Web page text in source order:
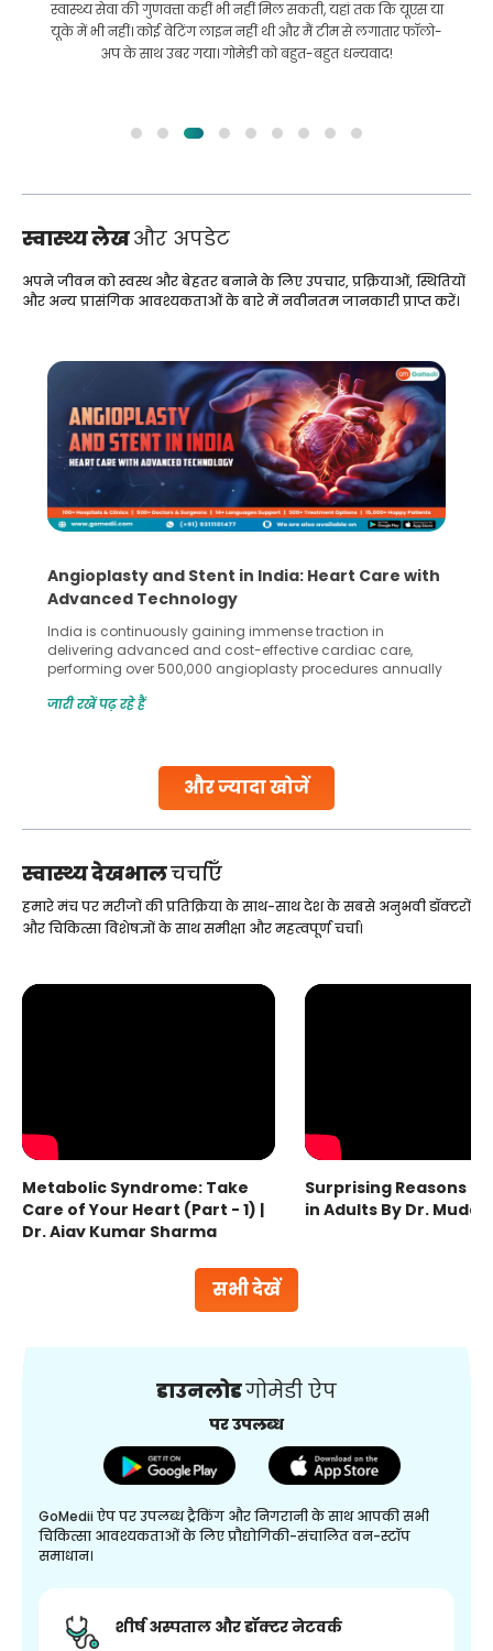
इलाज कराने के लिए बांग्लादेश से भारत की मेरी यात्रा में मेरी मदद की।
हमने GoMedii को चुनने में सही चुनाव किया। वे इलाज के बाद भी हमारे
साथ एक अच्छा रिश्ता रखते हैं
स्वास्थ्य लेखऔर अपडेट
और ज्यादा खोजें
अपने जीवन को स्वस्थ और बेहतर बनाने के लिए उपचार, प्रक्रियाओं, स्थितियों
और अन्य प्रासंगिक आवश्यकताओं के बारे में नवीनतम जानकारी प्राप्त करें।
Angioplasty and Stent in India: Heart Care with
Advanced Technology
India is continuously gaining immense traction in
delivering advanced and cost-effective cardiac care,
performing over 500,000 angioplasty procedures annually
globe are searching for treatments like angioplasty and
Studies, such as one published
जारी रखें पढ़ रहे हैं
स्वास्थ्य देखभालचर्चाएँ
सभी देखें
हमारे मंच पर मरीजों की प्रतिक्रिया के साथ-साथ देश के सबसे अनुभवी डॉक्टरों
और चिकित्सा विशेषज्ञों के साथ समीक्षा और महत्वपूर्ण चर्चा।
Metabolic Syndrome: Take
Care of Your Heart (Part - 1) |
Dr. Ajay Kumar Sharma
Surprising Reasons
in Adults By Dr.
डाउनलोडगोमेडी ऐप
पर उपलब्ध
GoMedii ऐप पर उपलब्ध ट्रैकिंग और निगरानी के साथ आपकी सभी
चिकित्सा आवश्यकताओं के लिए प्रौद्योगिकी-संचालित वन-स्टॉप
समाधान।
शीर्ष अस्पताल और डॉक्टर नेटवर्क